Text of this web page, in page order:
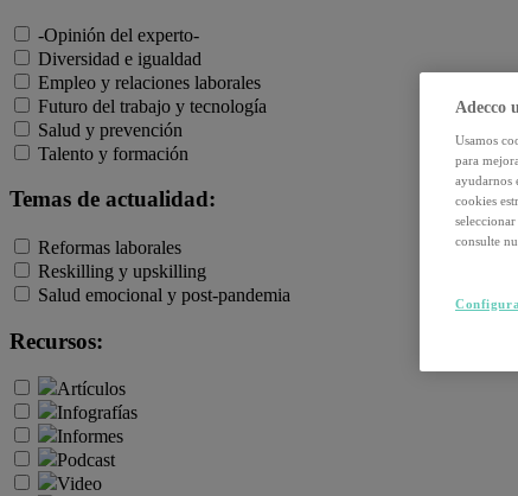
-Opinión del experto-
Diversidad e igualdad
Empleo y relaciones laborales
Futuro del trabajo y tecnología
Salud y prevención
Talento y formación
Temas de actualidad:
Reformas laborales
Reskilling y upskilling
Salud emocional y post-pandemia
Recursos:
Artículos
Infografías
Informes
Podcast
Video
Adecco
Usamos
para
ayudarnos
cookies
consulte